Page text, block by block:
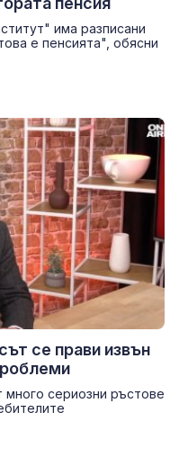
има разписани
е пенсията", обясни
се прави извън
сериозни ръстове